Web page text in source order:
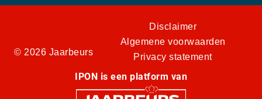
© 2026 Jaarbeurs
Disclaimer
Algemene voorwaarden
Privacy statement
IPON is een platform van